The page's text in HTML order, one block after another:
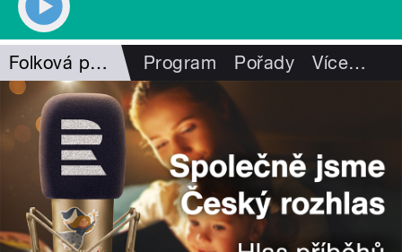
Folková pohlazení Program Pořady Více…